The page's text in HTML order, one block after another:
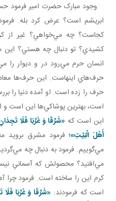
وجود مبارک حضرت امير فرمود
ابريشم است؟ عرض کرد بله.
کجاست؟ چه مي‌خواهي؟ غير از
کشيدي؟ تو دنبال چه هستي؟
انسان حرم مي‌رود در و ديوار را
حرف‌هاي اينهاست. اين حرف‌ها
حرف را زده است. او آمده دنيا را
است، بهترين پوشاکي‌ها اين است و
اين است که «شَرِّقَا وَ غَرِّبَا فَلَا
أَهْلَ الْبَيْتِ»؛فرمود مشرق برويد
مي‌گوييم. فرمود به دنبال چه
مي‌افتيد؟ محصولش که آسماني
کرم اين را ساخته است. فرمود
است که فرمودند: «شَرِّقَا وَ غَرِّبَا